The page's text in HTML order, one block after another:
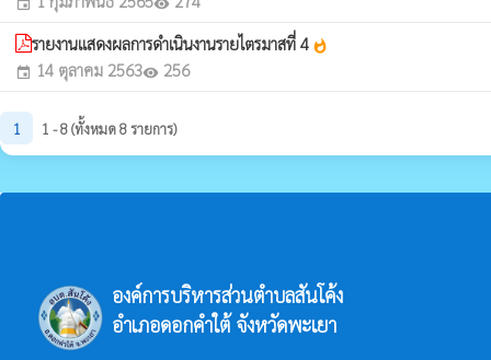
event visibility
รายงานแสดงผลการดำเนินงานรายไตรมาสที่ 4 whatshot
event 14 ตุลาคม 2563visibility 256
1 1 - 8 (ทั้งหมด 8 รายการ)
องค์การบริหารส่วนตำบลสันโค้ง
อำเภอดอกคำใต้ จังหวัดพะเยา